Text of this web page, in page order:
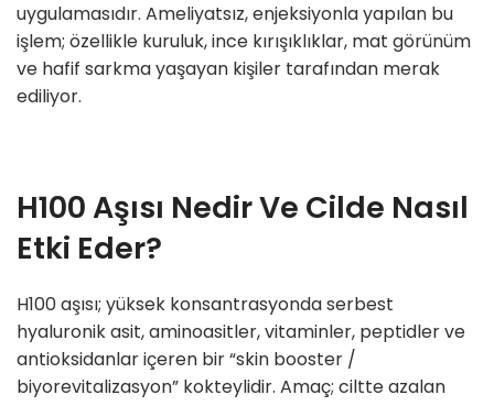
uygulamasıdır. Ameliyatsız, enjeksiyonla yapılan bu
işlem; özellikle kuruluk, ince kırışıklıklar, mat görünüm
ve hafif sarkma yaşayan kişiler tarafından merak
ediliyor.
H100 Aşısı Nedir Ve Cilde Nasıl
Etki Eder?
H100 aşısı; yüksek konsantrasyonda serbest
hyaluronik asit, aminoasitler, vitaminler, peptidler ve
antioksidanlar içeren bir “skin booster /
biyorevitalizasyon” kokteylidir. Amaç; ciltte azalan